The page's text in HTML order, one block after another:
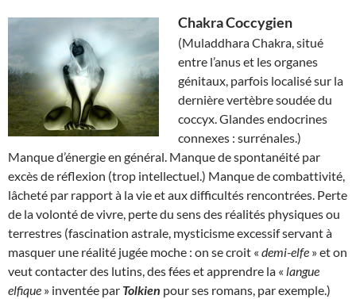
ChakraCoccygien
(Muladdhara Chakra, situé
entre l’anus et les organes
génitaux, parfois localisé sur la
dernière vertèbre soudée du
coccyx. Glandes endocrines
connexes : surrénales.)
Manque d’énergie en général. Manque de spontanéité par
excès de réflexion (trop intellectuel.) Manque de combattivité,
lâcheté par rapport à la vie et aux difficultés rencontrées. Perte
de la volonté de vivre, perte du sens des réalités physiques ou
terrestres (fascination astrale, mysticisme excessif servant à
masquer une réalité jugée moche : on se croit « demi-elfe » et on
veut contacter des lutins, des fées et apprendre la « langue
elfique » inventée par Tolkien pour ses romans, par exemple.)